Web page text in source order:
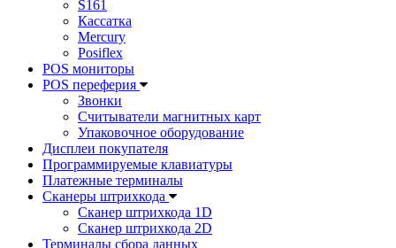
S161
Кассатка
Mercury
Posiflex
POS мониторы
POS переферия
Звонки
Считыватели магнитных карт
Упаковочное оборудование
Дисплеи покупателя
Программируемые клавиатуры
Платежные терминалы
Сканеры штрихкода
Сканер штрихкода 1D
Сканер штрихкода 2D
Терминалы сбора данных